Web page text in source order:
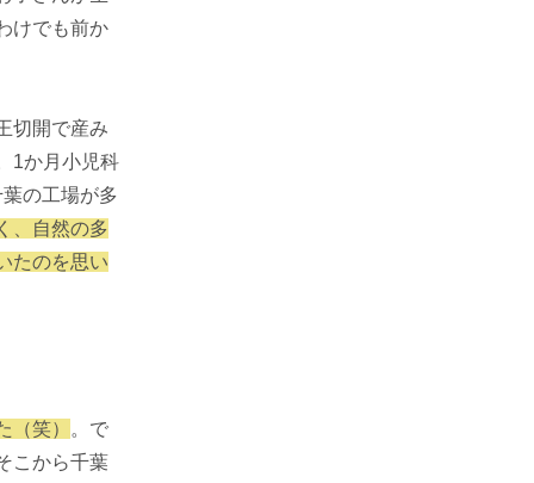
けでも前か
切開で産み
1か月小児科
の工場が多
、自然の多
たのを思い
笑）
。で
こから千葉